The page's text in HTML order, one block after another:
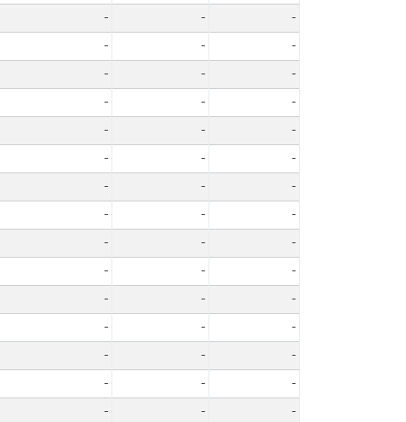
- -
-
- -
-
- -
-
- -
-
- -
-
- -
-
- -
-
- -
-
- -
-
- -
-
- -
-
- -
-
- -
-
- -
-
- -
-